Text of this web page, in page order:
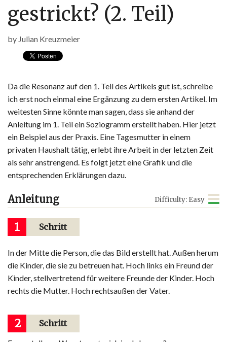
gestrickt? (2. Teil)
by Julian Kreuzmeier
Da die Resonanz auf den 1. Teil des Artikels gut ist, schreibe
ich erst noch einmal eine Ergänzung zu dem ersten Artikel. Im
weitesten Sinne könnte man sagen, dass sie anhand der
Anleitung im 1. Teil ein Soziogramm erstellt haben. Hier jetzt
ein Beispiel aus der Praxis. Eine Tagesmutter in einem
privaten Haushalt tätig, erlebt ihre Arbeit in der letzten Zeit
als sehr anstrengend. Es folgt jetzt eine Grafik und die
entsprechenden Erklärungen dazu.
Anleitung Difficulty: Easy
1 Schritt
In der Mitte die Person, die das Bild erstellt hat. Außen herum
die Kinder, die sie zu betreuen hat. Hoch links ein Freund der
Kinder, stellvertretend für weitere Freunde der Kinder. Hoch
rechts die Mutter. Hoch rechtsaußen der Vater.
2 Schritt